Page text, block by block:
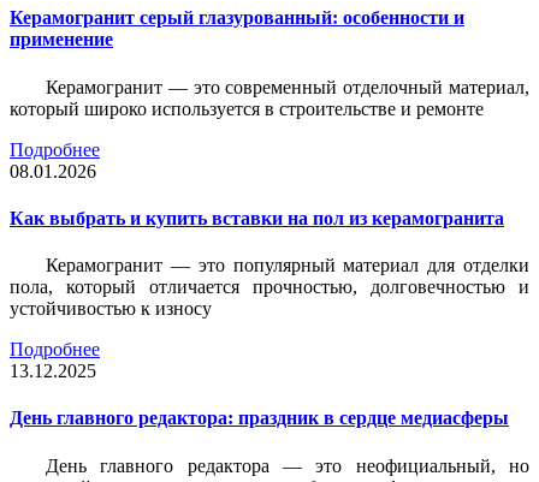
Керамогранит серый глазурованный: особенности и
применение
Керамогранит — это современный отделочный материал,
который широко используется в строительстве и ремонте
Подробнее
08.01.2026
Как выбрать и купить вставки на пол из керамогранита
Керамогранит — это популярный материал для отделки
пола, который отличается прочностью, долговечностью и
устойчивостью к износу
Подробнее
13.12.2025
День главного редактора: праздник в сердце медиасферы
День главного редактора — это неофициальный, но